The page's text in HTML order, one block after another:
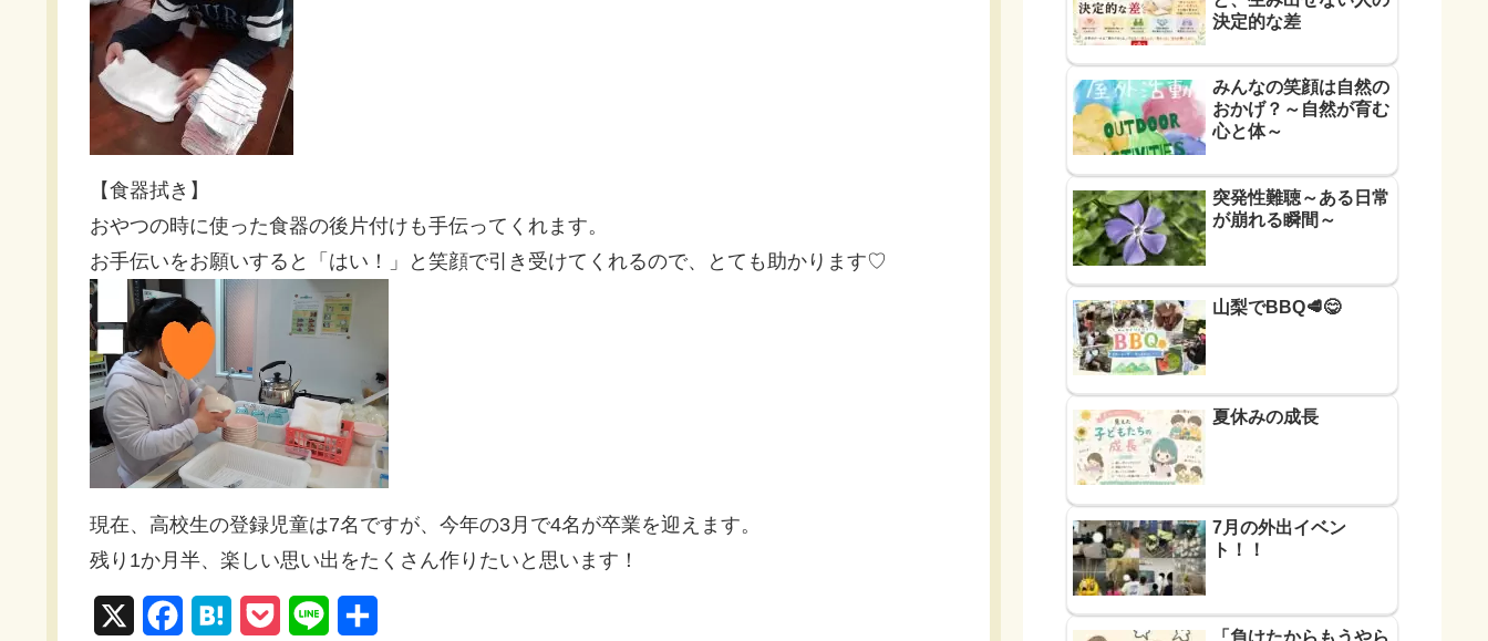
【食器拭き】
おやつの時に使った食器の後片付けも手伝ってくれます。
お手伝いをお願いすると「はい！」と笑顔で引き受けてくれるので、とても助かります♡
現在、高校生の登録児童は7名ですが、今年の3月で4名が卒業を迎えます。
残り1か月半、楽しい思い出をたくさん作りたいと思います！
決定的な差
みんなの笑顔は自然の
おかげ？～自然が育む
心と体～
突発性難聴～ある日常
が崩れる瞬間～
山梨でBBQ🥩😋
夏休みの成長
7月の外出イベン
ト！！